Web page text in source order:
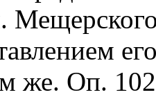
же. Оп.